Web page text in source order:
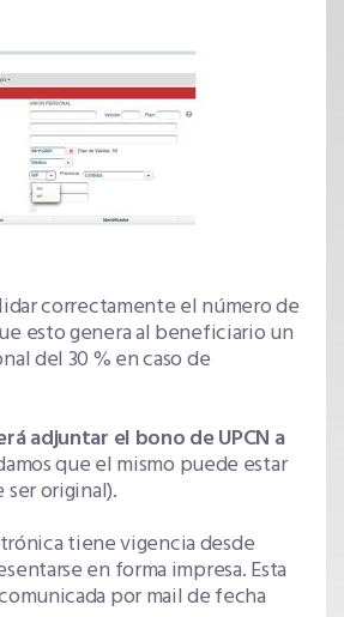
correctamente el número de
esto genera al beneficiario un
del 30 % en caso de
adjuntar el bono de UPCN a
que el mismo puede estar
original).
tiene vigencia desde
en forma impresa. Esta
por mail de fecha